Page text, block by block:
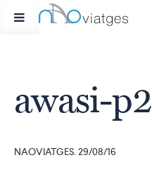
awasi-p2
NAOVIATGES. 29/08/16